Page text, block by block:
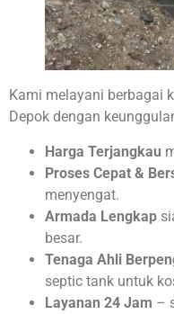
Kami melayani berbagai
Depok dengan
Harga Terjangkau
Proses Cepat &
menyengat.
Armada Lengkap
besar.
Tenaga Ahli
septic tank untuk
Layanan 24 Jam –